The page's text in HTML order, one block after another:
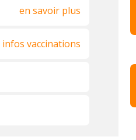
en savoir plus
infos vaccinations